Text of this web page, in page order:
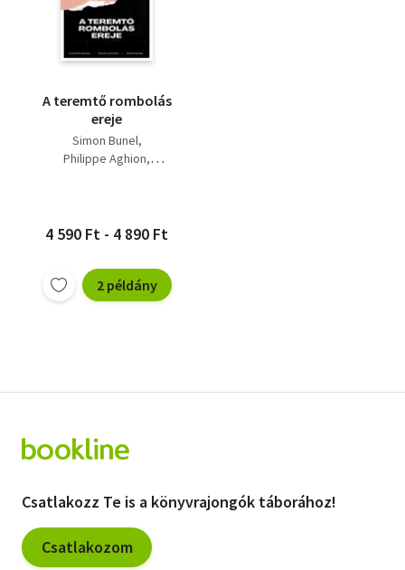
A teremtő rombolás
ereje
Simon Bunel
Philippe Aghion
4 590 Ft - 4 890 Ft
2 példány
Csatlakozz Te is a könyvrajongók táborához!
Csatlakozom